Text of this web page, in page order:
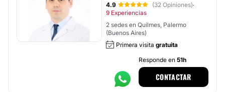
4.9 (32 Opiniones)·
9 Experiencias
2 sedes en Quilmes, Palermo
(Buenos Aires)
Primera visita gratuita
Responde en 51h
CONTACTAR